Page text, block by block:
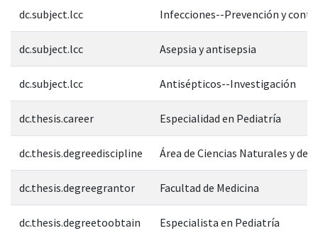
dc.subject.lcc Infecciones--Prevención y
dc.subject.lcc Asepsia y antisepsia
dc.subject.lcc Antisépticos--Investigación
dc.thesis.career Especialidad en Pediatría
dc.thesis.degreediscipline Área de Ciencias Naturales y de
dc.thesis.degreegrantor Facultad de Medicina
dc.thesis.degreetoobtain Especialista en Pediatría